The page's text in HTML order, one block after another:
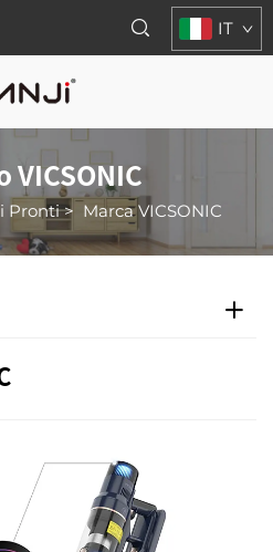
IT
VICSONIC
Pronti> Marca VICSONIC